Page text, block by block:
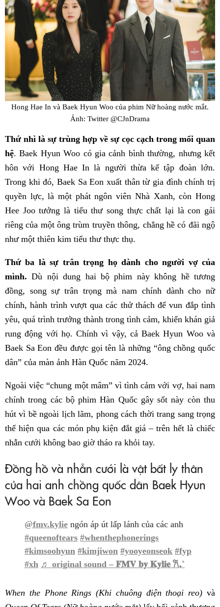
Hong Hae In và Baek Hyun Woo của phim Nữ hoàng nước mắt.
Ảnh: Twitter @CJnDrama
Thứ nhì là sự trùng hợp về sự cọc cạch trong mối quan
hệ. Baek Hyun Woo có gia cảnh bình thường, nhưng kết
hôn với Hong Hae In là người thừa kế tập đoàn lớn.
Trong khi đó, Baek Sa Eon xuất thân từ gia đình chính trị
quyền lực, là một phát ngôn viên Nhà Xanh, còn Hong
Hee Joo tưởng là tiểu thư song thực chất lại là con gái
riêng của một ông trùm truyền thông, chẳng hề có đãi ngộ
như một thiên kim tiểu thư thực thụ.
Thứ ba là sự trân trọng họ dành cho người vợ của
mình. Dù nội dung hai bộ phim này không hề tương
đồng, song sự trân trọng mà nam chính dành cho nữ
chính, hành trình vượt qua các thử thách để vun đắp tình
yêu, quá trình trưởng thành trong tình cảm, khiến khán giả
rung động với họ. Chính vì vậy, cả Baek Hyun Woo và
Baek Sa Eon đều được gọi tên là những “ông chồng quốc
dân” của màn ảnh Hàn Quốc năm 2024.
Ngoài việc “chung một mâm” vì tình cảm với vợ, hai nam
chính trong các bộ phim Hàn Quốc gây sốt này còn thu
hút vì bề ngoài lịch lãm, phong cách thời trang sang trọng
thể hiện qua các món phụ kiện đắt giá – trên hết là chiếc
nhẫn cưới không bao giờ tháo ra khỏi tay.
Đồng hồ và nhẫn cưới là vật bất ly thân
của hai anh chồng quốc dân Baek Hyun
Woo và Baek Sa Eon
@fmv.kylie ngón áp út lấp lánh của các anh
#queenoftears #whenthephonerings
#kimsoohyun #kimjiwon #yooyeonseok #fyp
#xh ♬ original sound – 𝐅𝐌𝐕 𝐛𝐲 𝐊𝐲𝐥𝐢𝐞 𐙚₊˚
When the Phone Rings (Khi chuông điện thoại reo) và